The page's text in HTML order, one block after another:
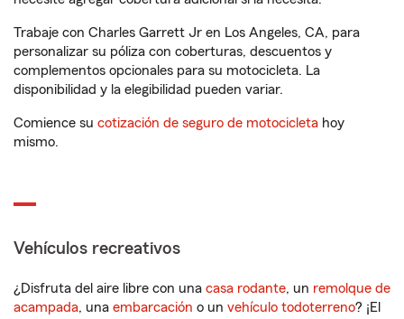
Trabaje con Charles Garrett Jr en Los Angeles, CA, para
personalizar su póliza con coberturas, descuentos y
complementos opcionales para su motocicleta. La
disponibilidad y la elegibilidad pueden variar.
Comience su cotización de seguro de motocicleta hoy
mismo.
Vehículos recreativos
¿Disfruta del aire libre con una casa rodante, un remolque de
acampada, una embarcación o un vehículo todoterreno? ¡El